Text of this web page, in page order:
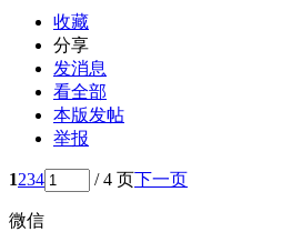
收藏
分享
发消息
看全部
本版发帖
举报
1234 / 4 页下一页
微信